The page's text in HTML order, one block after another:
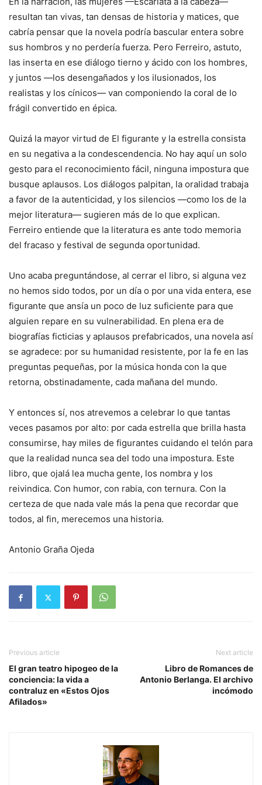
resultan tan vivas, tan densas de historia y matices, que
cabría pensar que la novela podría bascular entera sobre
sus hombros y no perdería fuerza. Pero Ferreiro, astuto,
las inserta en ese diálogo tierno y ácido con los hombres,
y juntos —los desengañados y los ilusionados, los
realistas y los cínicos— van componiendo la coral de lo
frágil convertido en épica.
Quizá la mayor virtud de El figurante y la estrella consista
en su negativa a la condescendencia. No hay aquí un solo
gesto para el reconocimiento fácil, ninguna impostura que
busque aplausos. Los diálogos palpitan, la oralidad trabaja
a favor de la autenticidad, y los silencios —como los de la
mejor literatura— sugieren más de lo que explican.
Ferreiro entiende que la literatura es ante todo memoria
del fracaso y festival de segunda oportunidad.
Uno acaba preguntándose, al cerrar el libro, si alguna vez
no hemos sido todos, por un día o por una vida entera, ese
figurante que ansía un poco de luz suficiente para que
alguien repare en su vulnerabilidad. En plena era de
biografías ficticias y aplausos prefabricados, una novela así
se agradece: por su humanidad resistente, por la fe en las
preguntas pequeñas, por la música honda con la que
retorna, obstinadamente, cada mañana del mundo.
Y entonces sí, nos atrevemos a celebrar lo que tantas
veces pasamos por alto: por cada estrella que brilla hasta
consumirse, hay miles de figurantes cuidando el telón para
que la realidad nunca sea del todo una impostura. Este
libro, que ojalá lea mucha gente, los nombra y los
reivindica. Con humor, con rabia, con ternura. Con la
certeza de que nada vale más la pena que recordar que
todos, al fin, merecemos una historia.
Antonio Graña Ojeda
Previous article
El gran teatro hipogeo de la
conciencia: la vida a
contraluz en «Estos Ojos
Afilados»
Next article
Libro de Romances de
Antonio Berlanga. El archivo
incómodo